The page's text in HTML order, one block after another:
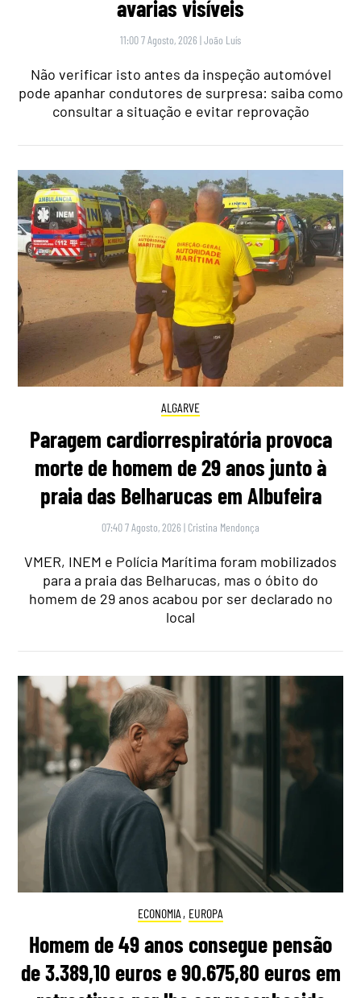
avarias visíveis
11:00 7 Agosto, 2026 |João Luís
Não verificar isto antes da inspeção automóvel
pode apanhar condutores de surpresa: saiba como
consultar a situação e evitar reprovação
ALGARVE
Paragem cardiorrespiratória provoca
morte de homem de 29 anos junto à
praia das Belharucas em Albufeira
07:40 7 Agosto, 2026 | Cristina Mendonça
VMER, INEM e Polícia Marítima foram mobilizados
para a praia das Belharucas, mas o óbito do
homem de 29 anos acabou por ser declarado no
local
ECONOMIA , EUROPA
Homem de 49 anos consegue pensão
de 3.389,10 euros e 90.675,80 euros em